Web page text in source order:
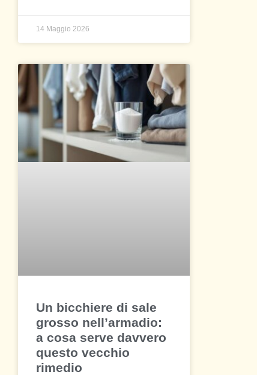
14 Maggio 2026
Un bicchiere di sale
grosso nell’armadio:
a cosa serve davvero
questo vecchio
rimedio